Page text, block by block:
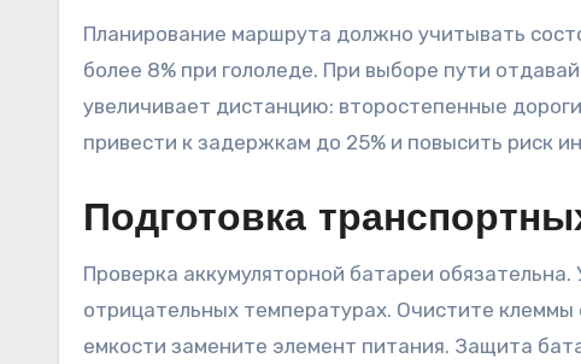
Планирование маршрута должно учитывать
более 8% при гололеде. При выборе пути
увеличивает дистанцию: второстепенные
привести к задержкам до 25% и повысить риск
Подготовка
Проверка аккумуляторной батареи
отрицательных температурах. Очистите
емкости замените элемент питания. Защита